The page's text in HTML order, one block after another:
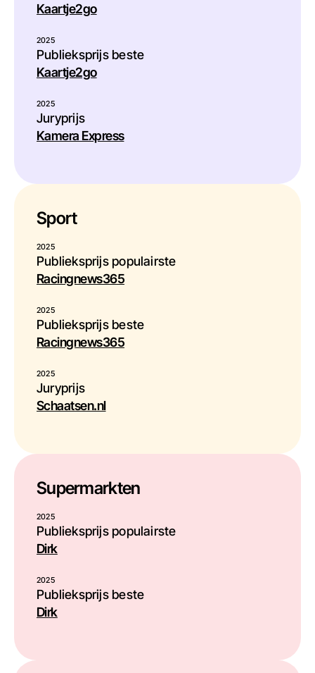
Kaartje2go
2025
Publieksprijs beste
Kaartje2go
2025
Juryprijs
Kamera Express
Sport
2025
Publieksprijs populairste
Racingnews365
2025
Publieksprijs beste
Racingnews365
2025
Juryprijs
Schaatsen.nl
Supermarkten
2025
Publieksprijs populairste
Dirk
2025
Publieksprijs beste
Dirk